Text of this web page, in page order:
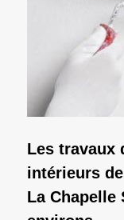
Les travaux
intérieurs
La Chapelle